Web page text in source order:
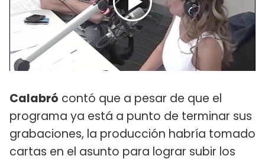
Calabró contó que a pesar de que el
programa ya está a punto de terminar sus
grabaciones, la producción habría tomado
cartas en el asunto para lograr subir los